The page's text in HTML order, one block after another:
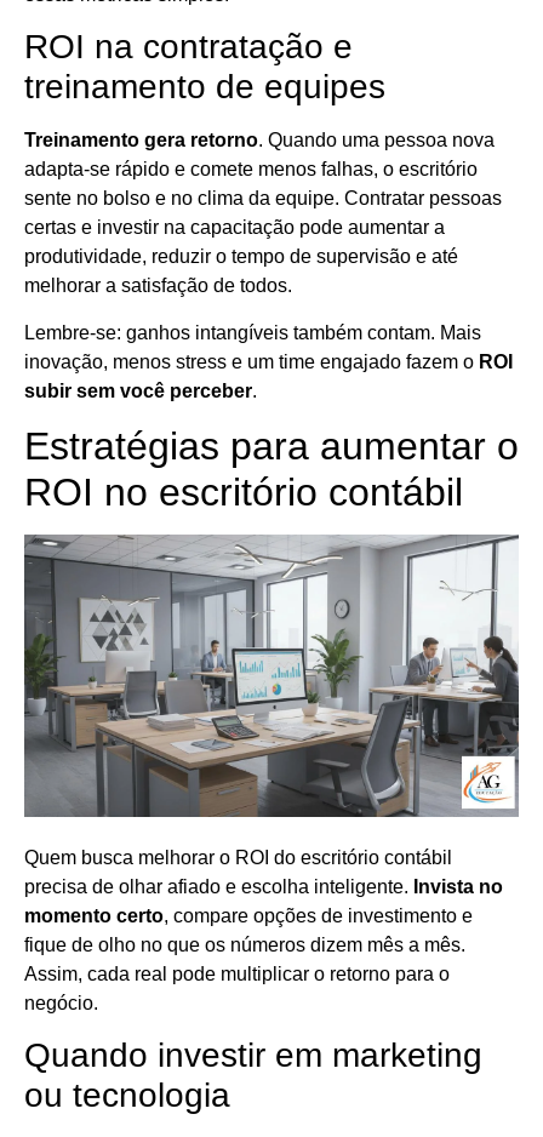
ROI na contratação e
treinamento de equipes
Treinamento gera retorno. Quando uma pessoa nova
adapta-se rápido e comete menos falhas, o escritório
sente no bolso e no clima da equipe. Contratar pessoas
certas e investir na capacitação pode aumentar a
produtividade, reduzir o tempo de supervisão e até
melhorar a satisfação de todos.
Lembre-se: ganhos intangíveis também contam. Mais
inovação, menos stress e um time engajado fazem o ROI
subir sem você perceber.
Estratégias para aumentar o
ROI no escritório contábil
Quem busca melhorar o ROI do escritório contábil
precisa de olhar afiado e escolha inteligente. Invista no
momento certo, compare opções de investimento e
fique de olho no que os números dizem mês a mês.
Assim, cada real pode multiplicar o retorno para o
negócio.
Quando investir em marketing
ou tecnologia